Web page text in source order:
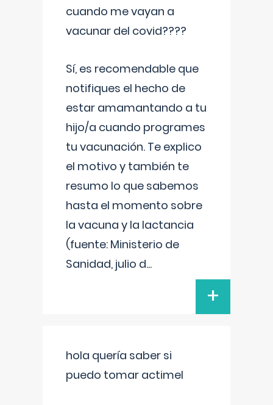
cuando me vayan a
vacunar del covid????
Sí, es recomendable que
notifiques el hecho de
estar amamantando a tu
hijo/a cuando programes
tu vacunación. Te explico
el motivo y también te
resumo lo que sabemos
hasta el momento sobre
la vacuna y la lactancia
(fuente: Ministerio de
Sanidad, julio d...
+
hola quería saber si
puedo tomar actimel